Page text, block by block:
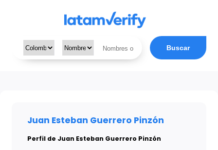
Buscar
Juan Esteban Guerrero Pinzón
Perfil de Juan Esteban Guerrero Pinzón